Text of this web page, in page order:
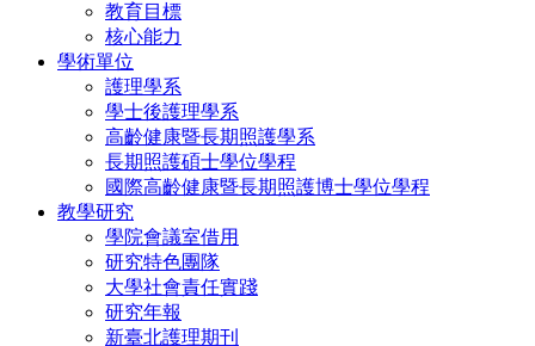
教育目標
核心能力
學術單位
護理學系
學士後護理學系
高齡健康暨長期照護學系
長期照護碩士學位學程
國際高齡健康暨長期照護博士學位學程
教學研究
學院會議室借用
研究特色團隊
大學社會責任實踐
研究年報
新臺北護理期刊